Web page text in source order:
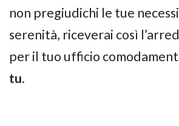
non pregiudichi le tue
serenità, riceverai così
per il tuo ufficio
tu.